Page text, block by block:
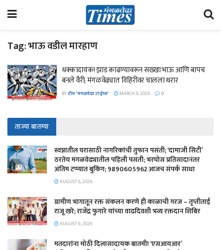
Tag:भाऊ वडील मारहाण
धक्कादायक! ​झाड काढण्यावरून सख्खा भाऊ आणि बापच
बनले वैरी; मंगळवेढ्यात विहिरीवर चालला थरार
BYटीम 'मंगळवेढा टाईम्स' MARCH 9, 2026 0
ताज्या बातम्या
स्वप्नातील घरासाठी नागरिकांची तुफान पसंती; ‘दामाजी सिटी’
ठरतेय मंगळवेढ्यातील पहिली पसंती; भरघोस प्रतिसादानंतर
अंतिम टप्प्यात बुकिंग; 9890605962 आजच संपर्क साधा
AUGUST 6, 2026
ग्रामीण भागातून रक्त संकलन करणे ही काळाची गरज – तृप्तीताई
राजू खरे; राजेंद्र फुगारे यांच्या वाढदिवशी भव्य रक्तदान शिबिर
AUGUST 6, 2026
मतदारांना मोठी दिलासादायक बातमी! ‘एसआयआर’